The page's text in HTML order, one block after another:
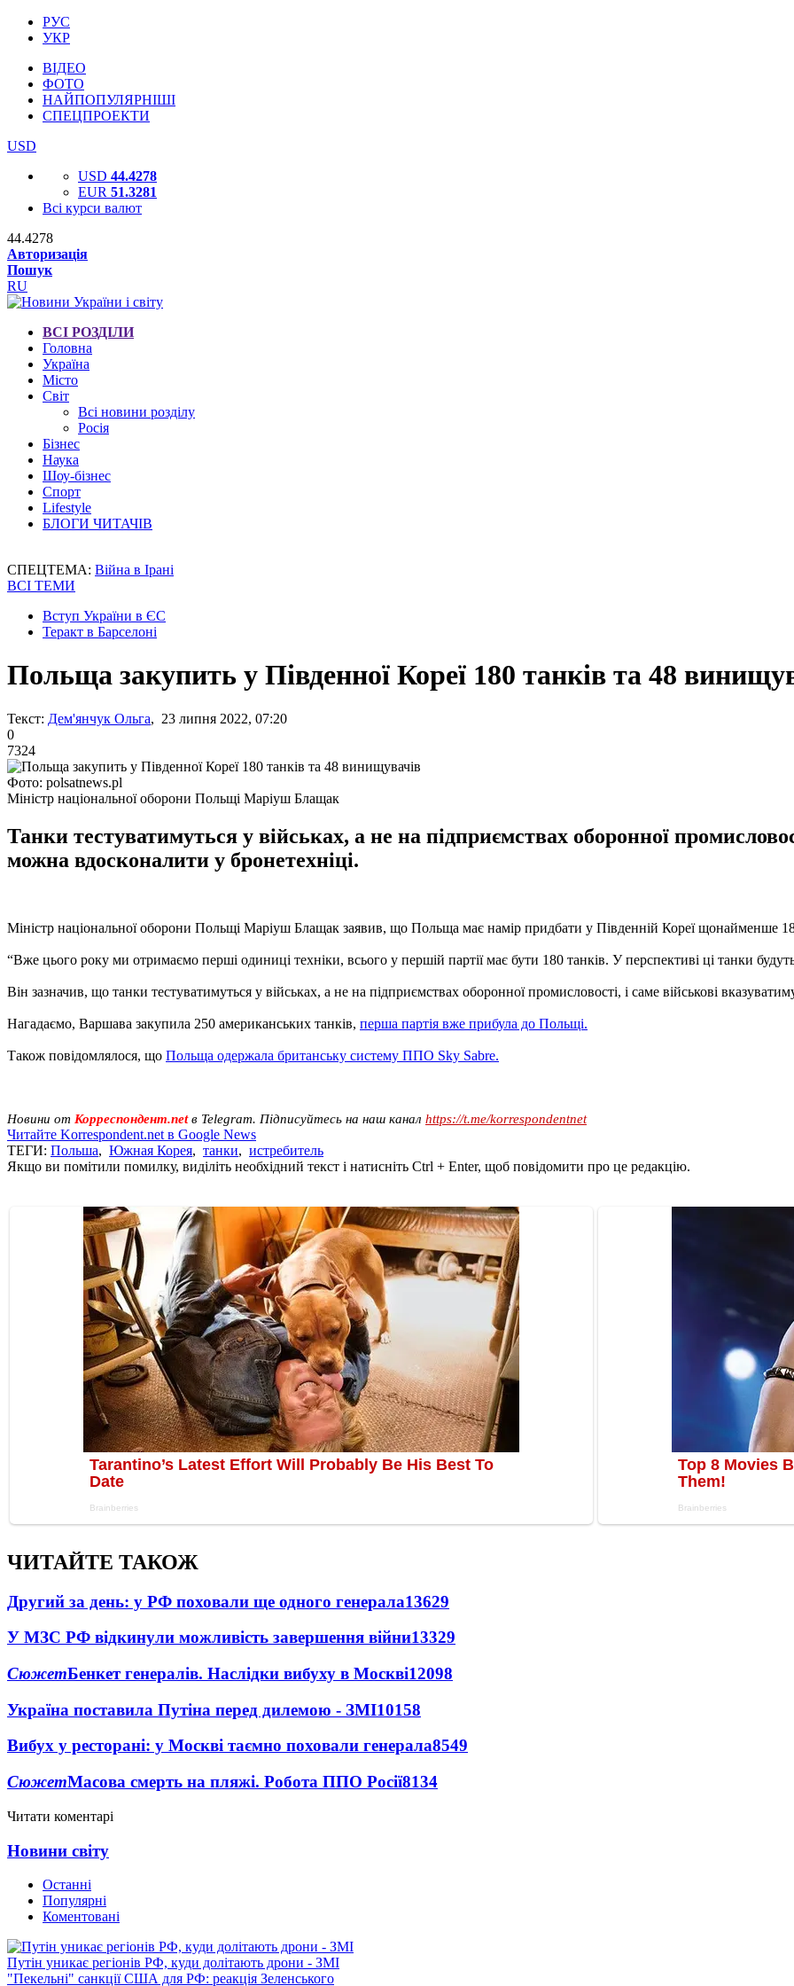
РУС
УКР
ВІДЕО
ФОТО
НАЙПОПУЛЯРНІШІ
СПЕЦПРОЕКТИ
USD
USD 44.4278
EUR 51.3281
Всі курси валют
44.4278
Авторизація
Пошук
RU
ВСІ РОЗДІЛИ
Головна
Україна
Місто
Світ
Всі новини розділу
Росія
Бізнес
Наука
Шоу-бізнес
Спорт
Lifestyle
БЛОГИ ЧИТАЧІВ
СПЕЦТЕМА: Війна в Ірані
ВСІ ТЕМИ
Вступ України в ЄС
Теракт в Барселоні
Польща закупить у Південної Кореї 180 танків та 48
Текст: Дем'янчук Ольга, 23 липня 2022, 07:20
0
7324
Фото: polsatnews.pl
Міністр національної оборони Польщі Маріуш Блащак
Танки тестуватимуться у військах, а не на підприємствах оборонної
можна вдосконалити у бронетехніці.
Міністр національної оборони Польщі Маріуш Блащак заявив, що Польща має намір придбати у Південній Кореї щонайменше
“Вже цього року ми отримаємо перші одиниці техніки, всього у першій партії має бути 180 танків. У перспективі ці танки
Він зазначив, що танки тестуватимуться у військах, а не на підприємствах оборонної промисловості, і саме військові
Нагадаємо, Варшава закупила 250 американських танків, перша партія вже прибула до Польщі.
Також повідомлялося, що Польща одержала британську систему ППО Sky Sabre.
Новини от Корреспондент.netв Telegram. Підписуйтесь на наш канал https://t.me/korrespondentnet
Читайте Korrespondent.net в Google News
ТЕГИ: Польша, Южная Корея, танки, истребитель
Якщо ви помітили помилку, виділіть необхідний текст і натисніть Ctrl + Enter, щоб повідомити про це редакцію.
ЧИТАЙТЕ ТАКОЖ
Другий за день: у РФ поховали ще одного генерала13629
У МЗС РФ відкинули можливість завершення війни13329
СюжетБенкет генералів. Наслідки вибуху в Москві12098
Україна поставила Путіна перед дилемою - ЗМІ10158
Вибух у ресторані: у Москві таємно поховали генерала8549
СюжетМасова смерть на пляжі. Робота ППО Росії8134
Читати коментарі
Новини світу
Останні
Популярні
Коментовані
Путін уникає регіонів РФ, куди долітають дрони - ЗМІ
"Пекельні" санкції США для РФ: реакція Зеленського